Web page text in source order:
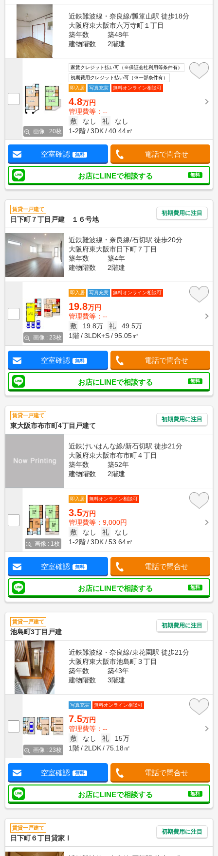
近鉄難波線・奈良線/瓢箪山駅 徒歩18分
大阪府東大阪市六万寺町１丁目
築年数
築48年
建物階数
2階建
画像 : 20枚
家賃クレジット払い可（※保証会社利用等条件有）
初期費用クレジット払い可（※一部条件有）
即入居
写真充実 無料オンライン相談可
4.8万円
管理費等：--
敷
なし 礼
なし
1-2階
3DK 40.44㎡
空室確認 無料 電話で問合せ
お店にLINEで相談する 無料
賃貸一戸建て
日下町７丁目戸建 １６号地
初期費用に注目
近鉄難波線・奈良線/石切駅 徒歩20分
大阪府東大阪市日下町７丁目
築年数
築4年
建物階数
2階建
画像 : 23枚
即入居 写真充実 無料オンライン相談可
19.8万円
管理費等：--
敷
19.8万 礼
49.5万
1階
3LDK+S 95.05㎡
空室確認 無料 電話で問合せ
お店にLINEで相談する 無料
賃貸一戸建て
東大阪市布市町4丁目戸建て
初期費用に注目
近鉄けいはんな線/新石切駅 徒歩21分
大阪府東大阪市布市町４丁目
築年数
築52年
建物階数
2階建
画像 : 1枚
即入居 無料オンライン相談可
3.5万円
管理費等：9,000円
敷
なし 礼
なし
1-2階
3DK 53.64㎡
空室確認 無料 電話で問合せ
お店にLINEで相談する 無料
賃貸一戸建て
池島町3丁目戸建
初期費用に注目
近鉄難波線・奈良線/東花園駅 徒歩21分
大阪府東大阪市池島町３丁目
築年数
築43年
建物階数
3階建
画像 : 23枚
写真充実 無料オンライン相談可
7.5万円
管理費等：--
敷
なし 礼
15万
1階
2LDK 75.18㎡
空室確認 無料 電話で問合せ
お店にLINEで相談する 無料
賃貸一戸建て
日下町６丁目貸家Ⅰ
初期費用に注目